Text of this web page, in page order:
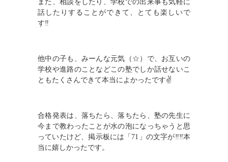
また、相談をしたり、学校での出来事も気軽に
話したりすることができて、とても楽しいで
す‼
他中の子も、みーんな元気（☆）で、お互いの
学校や進路のことなどこの塾でしか話せないこ
ともたくさんできて本当によかったです✌
合格発表は、落ちたら、落ちたら、塾の先生に
今まで教わったことが水の泡になっちゃうと思
っていたけど、掲示板には「 71 」の文字が‼‼本
当に嬉しかったです。